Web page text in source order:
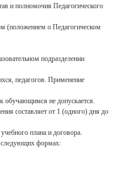
и полномочия Педагогического
(положением о Педагогическом
подразделении
педагогов. Применение
обучающимся не допускается.
составляет от 1 (одного) дня до
плана и договора.
следующих формах: